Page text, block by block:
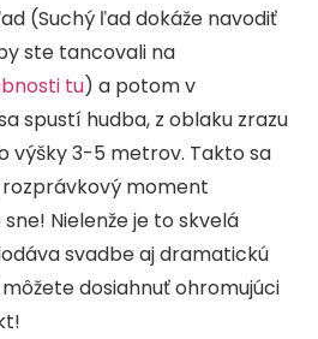
(Suchý ľad dokáže navodiť
ste tancovali na
tu) a potom v
spustí hudba, z oblaku zrazu
výšky 3-5 metrov. Takto sa
moment
Nielenže je to skvelá
svadbe aj dramatickú
dosiahnuť ohromujúci